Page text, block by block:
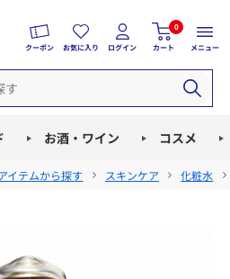
クーポン お気に入り ログイン
0
カート メニュー
お酒・ワイン コスメ
イテムから探す スキンケア 化粧水